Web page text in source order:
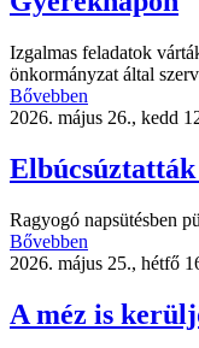
Izgalmas feladatok
önkormányzat által
Bővebben
2026. május 26., kedd
Ragyogó napsütésben
Bővebben
2026. május 25., hétfő
A méz is